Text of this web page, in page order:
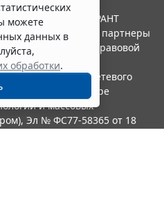
можете
данных в
обработки.
2026. Система ГАРАНТ
"Гарант" и ее партнеры
ассоциации правовой
в качестве сетевого
по надзору в сфере
и массовых
Эл № ФС77-58365 от 18